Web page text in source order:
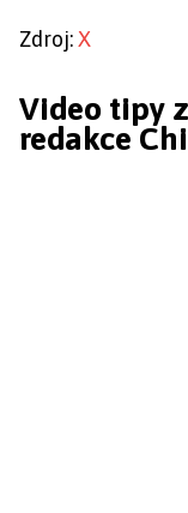
Zdroj:X
Video tipy
redakce